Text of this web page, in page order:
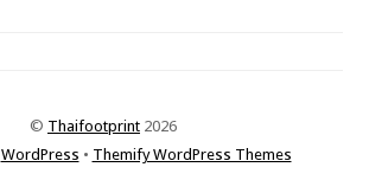
© Thaifootprint 2026
WordPress • Themify WordPress Themes